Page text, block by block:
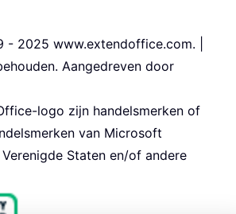
2025 www.extendoffice.com. |
Aangedreven door
logo zijn handelsmerken of
van Microsoft
Staten en/of andere